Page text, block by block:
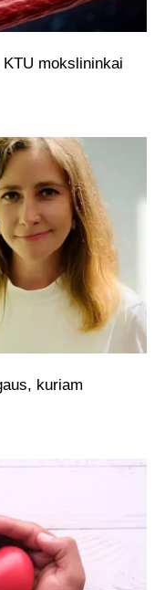
mokslininkai
kuriam